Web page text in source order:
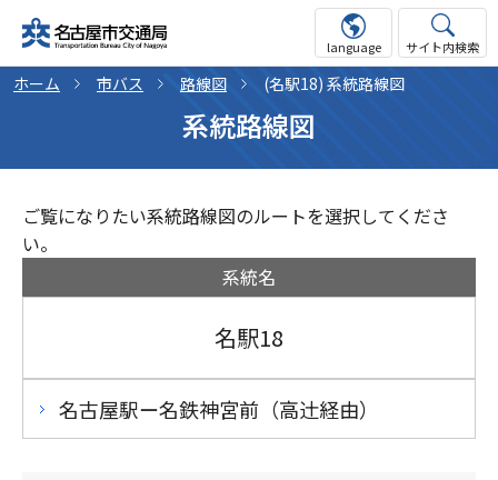
language サイト内検索
ホーム 市バス 路線図 (名駅18) 系統路線図
系統路線図
ご覧になりたい系統路線図のルートを選択してくださ
い。
系統名
名駅18
名古屋駅ー名鉄神宮前 （高辻󠄀経由）